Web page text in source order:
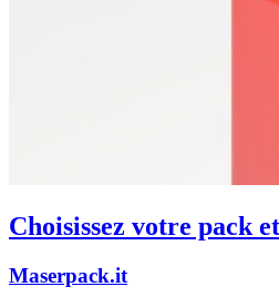
Choisissez votre pack
Maserpack.it